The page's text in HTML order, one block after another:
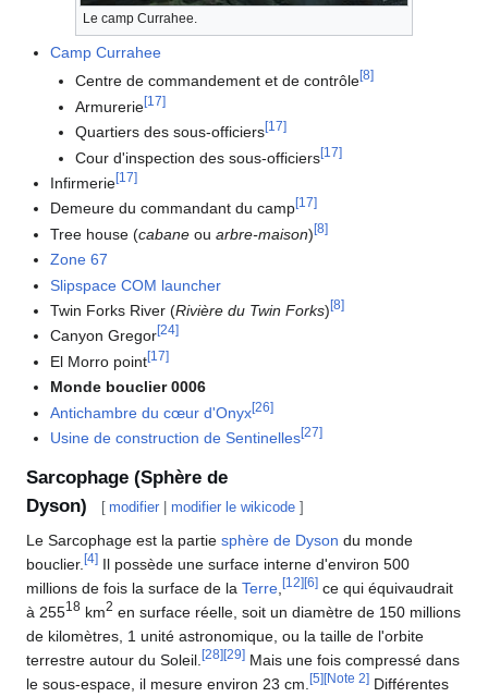
Le camp Currahee.
Camp Currahee
Centre de commandement et de contrôle[8]
Armurerie[17]
Quartiers des sous-officiers[17]
Cour d'inspection des sous-officiers[17]
Infirmerie[17]
Demeure du commandant du camp[17]
Tree house (cabane ouarbre-maison)[8]
Zone 67
Slipspace COM launcher
Twin Forks River (Rivière du Twin Forks)[8]
Canyon Gregor[24]
El Morro point[17]
Monde bouclier 0006
Antichambre du cœur d'Onyx[26]
Usine de construction de Sentinelles[27]
Sarcophage (Sphère de
Dyson)
[ modifier |modifier le wikicode ]
Le Sarcophage est la partie sphère de Dyson du monde
bouclier. [4] Il possède une surface interne d'environ 500
millions de fois la surface de la Terre [12][6] ce qui équivaudrait
à 25518 km2 en surface réelle, soit un diamètre de 150 millions
de kilomètres, 1 unité astronomique, ou la taille de l'orbite
terrestre autour du Soleil. [28][29] Mais une fois compressé dans
le sous-espace, il mesure environ 23 cm. [5][Note 2] Différentes